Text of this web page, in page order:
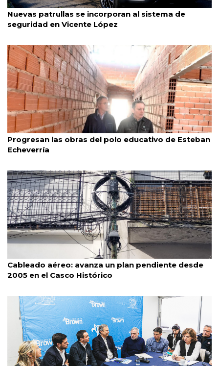
Vicente López 30/7/2026
Nuevas patrullas se incorporan al sistema de
seguridad en Vicente López
Esteban Echeverría 30/7/2026
Progresan las obras del polo educativo de Esteban
Echeverría
Cableado aéreo: avanza un plan pendiente desde
2005 en el Casco Histórico